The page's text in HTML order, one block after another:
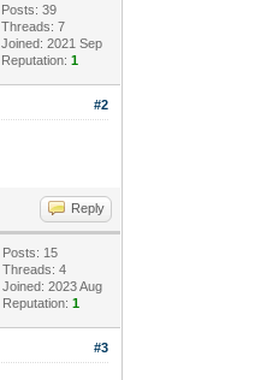
Posts: 39
Threads: 7
Joined: 2021 Sep
Reputation:1
#2
Reply
Posts: 15
Threads: 4
Joined: 2023 Aug
Reputation:1
#3